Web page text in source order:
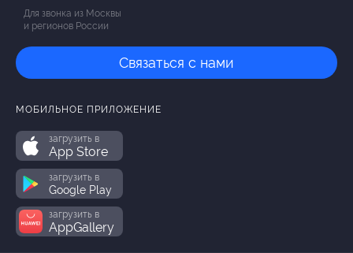
Для звонка из Москвы
и регионов России
Связаться с нами
МОБИЛЬНОЕ ПРИЛОЖЕНИЕ
загрузить в
App Store
загрузить в
Google Play
загрузить в
AppGallery